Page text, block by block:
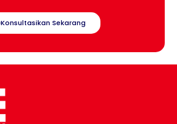
Konsultasikan Sekarang